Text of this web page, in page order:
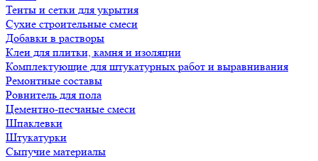
Тенты и сетки для укрытия
Сухие строительные смеси
Добавки в растворы
Клеи для плитки, камня и изоляции
Комплектующие для штукатурных работ и выравнивания
Ремонтные составы
Ровнитель для пола
Цементно-песчаные смеси
Шпаклевки
Штукатурки
Сыпучие материалы